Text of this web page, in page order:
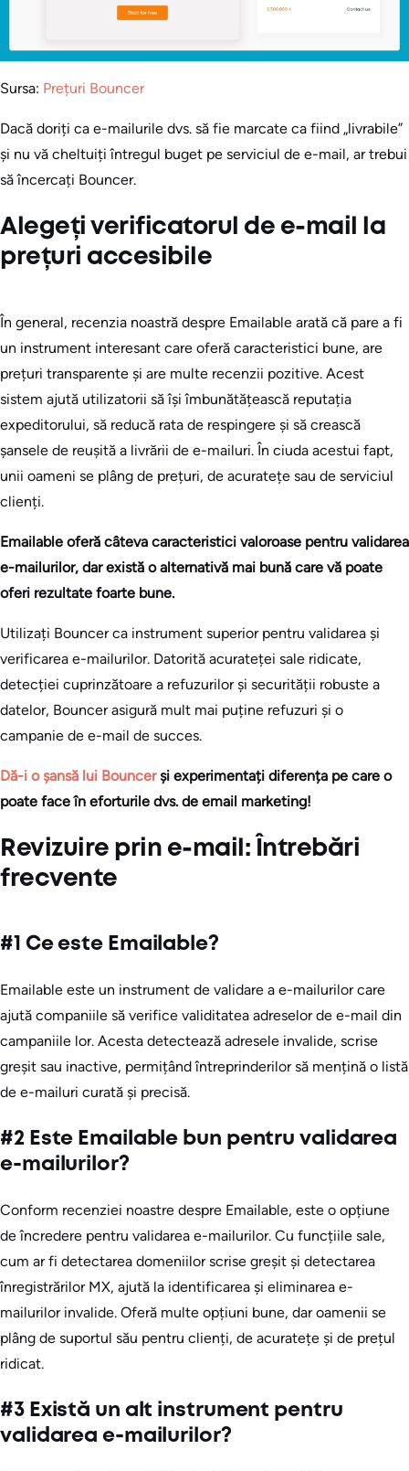
Sursa: Prețuri Bouncer
Dacă doriți ca e-mailurile dvs. să fie marcate ca fiind „livrabile”
și nu vă cheltuiți întregul buget pe serviciul de e-mail, ar trebui
să încercați Bouncer.
Alegeți verificatorul de e-mail la
prețuri accesibile
În general, recenzia noastră despre Emailable arată că pare a fi
un instrument interesant care oferă caracteristici bune, are
prețuri transparente și are multe recenzii pozitive. Acest
sistem ajută utilizatorii să își îmbunătățească reputația
expeditorului, să reducă rata de respingere și să crească
șansele de reușită a livrării de e-mailuri. În ciuda acestui fapt,
unii oameni se plâng de prețuri, de acuratețe sau de serviciul
clienți.
Emailable oferă câteva caracteristici valoroase pentru validarea
e-mailurilor, dar există o alternativă mai bună care vă poate
oferi rezultate foarte bune.
Utilizați Bouncer ca instrument superior pentru validarea și
verificarea e-mailurilor. Datorită acurateței sale ridicate,
detecției cuprinzătoare a refuzurilor și securității robuste a
datelor, Bouncer asigură mult mai puține refuzuri și o
campanie de e-mail de succes.
Dă-i o șansă lui Bouncerși experimentați diferența pe care o
poate face în eforturile dvs. de email marketing!
Revizuire prin e-mail: Întrebări
frecvente
#1 Ce este Emailable?
Emailable este un instrument de validare a e-mailurilor care
ajută companiile să verifice validitatea adreselor de e-mail din
campaniile lor. Acesta detectează adresele invalide, scrise
greșit sau inactive, permițând întreprinderilor să mențină o listă
de e-mailuri curată și precisă.
#2 Este Emailable bun pentru validarea
e-mailurilor?
Conform recenziei noastre despre Emailable, este o opțiune
de încredere pentru validarea e-mailurilor. Cu funcțiile sale,
cum ar fi detectarea domeniilor scrise greșit și detectarea
înregistrărilor MX, ajută la identificarea și eliminarea e-
mailurilor invalide. Oferă multe opțiuni bune, dar oamenii se
plâng de suportul său pentru clienți, de acuratețe și de prețul
ridicat.
#3 Există un alt instrument pentru
validarea e-mailurilor?